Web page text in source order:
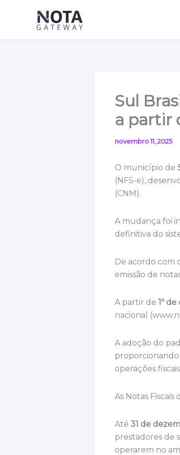
Sul
a partir
novembro 11, 2025
O município de
(NFS-e),
(CNM).
A mudança foi
definitiva do
De acordo com
emissão de
A partir de 1º
nacional
A adoção do
proporcionando
operações
As Notas
Até 31 de
prestadores de
operarem no